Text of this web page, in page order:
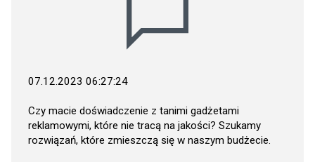
07.12.2023 06:27:24
Czy macie doświadczenie z tanimi gadżetami
reklamowymi, które nie tracą na jakości? Szukamy
rozwiązań, które zmieszczą się w naszym budżecie.